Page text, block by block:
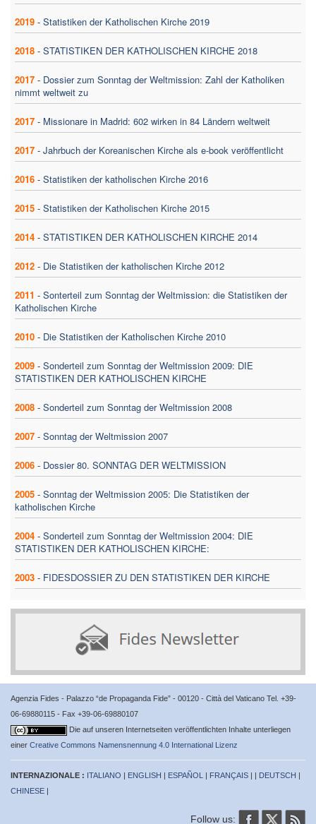
2019 - Statistiken der Katholischen Kirche 2019
2018 - STATISTIKEN DER KATHOLISCHEN KIRCHE 2018
2017 - Dossier zum Sonntag der Weltmission: Zahl der Katholiken
nimmt weltweit zu
2017 - Missionare in Madrid: 602 wirken in 84 Ländern weltweit
2017 - Jahrbuch der Koreanischen Kirche als e-book veröffentlicht
2016 - Statistiken der katholischen Kirche 2016
2015 - Statistiken der Katholischen Kirche 2015
2014 - STATISTIKEN DER KATHOLISCHEN KIRCHE 2014
2012 - Die Statistiken der katholischen Kirche 2012
2011 - Sonterteil zum Sonntag der Weltmission: die Statistiken der
Katholischen Kirche
2010 - Die Statistiken der Katholischen Kirche 2010
2009 - Sonderteil zum Sonntag der Weltmission 2009: DIE
STATISTIKEN DER KATHOLISCHEN KIRCHE
2008 - Sonderteil zum Sonntag der Weltmission 2008
2007 - Sonntag der Weltmission 2007
2006 - Dossier 80. SONNTAG DER WELTMISSION
2005 - Sonntag der Weltmission 2005: Die Statistiken der
katholischen Kirche
2004 - Sonderteil zum Sonntag der Weltmission 2004: DIE
STATISTIKEN DER KATHOLISCHEN KIRCHE:
2003 - FIDESDOSSIER ZU DEN STATISTIKEN DER KIRCHE
Agenzia Fides - Palazzo “de Propaganda Fide” - 00120 - Città del Vaticano Tel. +39-
06-69880115 - Fax +39-06-69880107
Die auf unseren Internetseiten veröffentlichten Inhalte unterliegen
einer Creative Commons Namensnennung 4.0 International Lizenz
INTERNAZIONALE : ITALIANO | ENGLISH | ESPAÑOL | FRANÇAIS | | DEUTSCH |
CHINESE |
Follow us: